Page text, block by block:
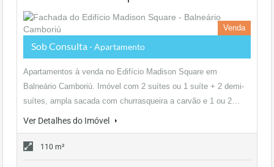
Venda
Sob Consulta - Apartamento
Apartamentos à venda no Edifício Madison Square em
Balneário Camboriú. Imóvel com 2 suítes ou 1 suíte + 2 demi-
suítes, ampla sacada com churrasqueira a carvão e 1 ou 2…
Ver Detalhes do Imóvel
110 m²